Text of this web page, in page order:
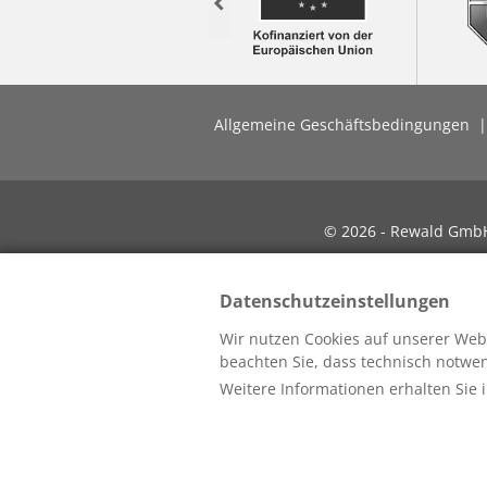
Allgemeine Geschäftsbedingungen
© 2026 - Rewald
Datenschutzeinstellungen
Wir nutzen Cookies auf unserer
beachten Sie, dass technisch
Weitere Informationen erhalten Sie